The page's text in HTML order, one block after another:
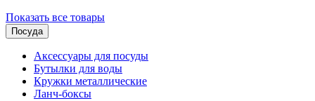
Показать все товары
Посуда
Аксессуары для посуды
Бутылки для воды
Кружки металлические
Ланч-боксы